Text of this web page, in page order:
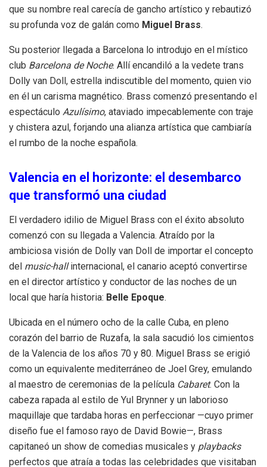
que su nombre real carecía de gancho artístico y rebautizó
su profunda voz de galán como Miguel Brass.
Su posterior llegada a Barcelona lo introdujo en el místico
club Barcelona de Noche. Allí encandiló a la vedete trans
Dolly van Doll, estrella indiscutible del momento, quien vio
en él un carisma magnético. Brass comenzó presentando el
espectáculo Azulísimo, ataviado impecablemente con traje
y chistera azul, forjando una alianza artística que cambiaría
el rumbo de la noche española.
Valencia en el horizonte: el desembarco
que transformó una ciudad
El verdadero idilio de Miguel Brass con el éxito absoluto
comenzó con su llegada a Valencia. Atraído por la
ambiciosa visión de Dolly van Doll de importar el concepto
del music-hallinternacional, el canario aceptó convertirse
en el director artístico y conductor de las noches de un
local que haría historia: Belle Epoque.
Ubicada en el número ocho de la calle Cuba, en pleno
corazón del barrio de Ruzafa, la sala sacudió los cimientos
de la Valencia de los años 70 y 80. Miguel Brass se erigió
como un equivalente mediterráneo de Joel Grey, emulando
al maestro de ceremonias de la película Cabaret. Con la
cabeza rapada al estilo de Yul Brynner y un laborioso
maquillaje que tardaba horas en perfeccionar —cuyo primer
diseño fue el famoso rayo de David Bowie—, Brass
capitaneó un show de comedias musicales y playbacks
perfectos que atraía a todas las celebridades que visitaban